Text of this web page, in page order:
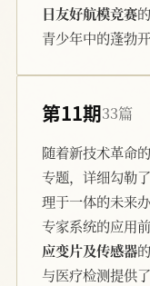
日友好航模竞赛
青少年中的蓬勃开
第11期33篇
随着新技术革命
专题，详细勾勒
理于一体的未来
专家系统的应用
应变片及传感器
与医疗检测提供